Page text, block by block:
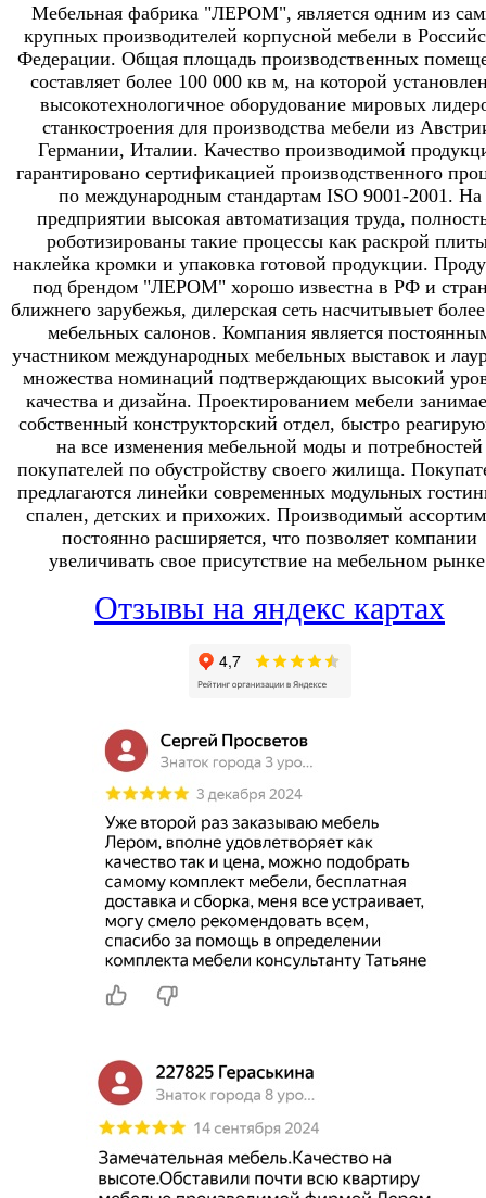
Мебельная фабрика "ЛЕРОМ", является одним из
крупных производителей корпусной мебели в
Федерации. Общая площадь производственных
составляет более 100 000 кв м, на которой
высокотехнологичное оборудование мировых
станкостроения для производства мебели из
Германии, Италии. Качество производимой
гарантировано сертификацией производственного
по международным стандартам ISO 9001-2001. На
предприятии высокая автоматизация труда,
роботизированы такие процессы как раскрой
наклейка кромки и упаковка готовой продукции.
под брендом "ЛЕРОМ" хорошо известна в РФ и
ближнего зарубежья, дилерская сеть насчитывыет
мебельных салонов. Компания является
участником международных мебельных выставок и
множества номинаций подтверждающих высокий
качества и дизайна. Проектированием мебели
собственный конструкторский отдел, быстро
на все изменения мебельной моды и потребностей
покупателей по обустройству своего жилища.
предлагаются линейки современных модульных
спален, детских и прихожих. Производимый
постоянно расширяется, что позволяет компании
увеличивать свое присутствие на мебельном
Отзывы на яндекс картах